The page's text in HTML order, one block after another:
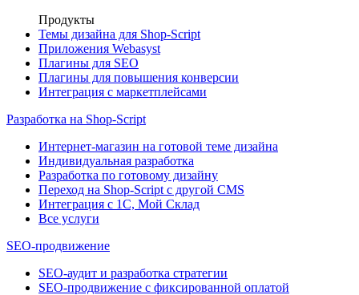
Продукты
Темы дизайна для Shop-Script
Приложения Webasyst
Плагины для SEO
Плагины для повышения конверсии
Интеграция с маркетплейсами
Разработка на Shop-Script
Интернет-магазин на готовой теме дизайна
Индивидуальная разработка
Разработка по готовому дизайну
Переход на Shop-Script с другой CMS
Интеграция с 1С, Мой Склад
Все услуги
SEO-продвижение
SEO-аудит и разработка стратегии
SEO-продвижение с фиксированной оплатой